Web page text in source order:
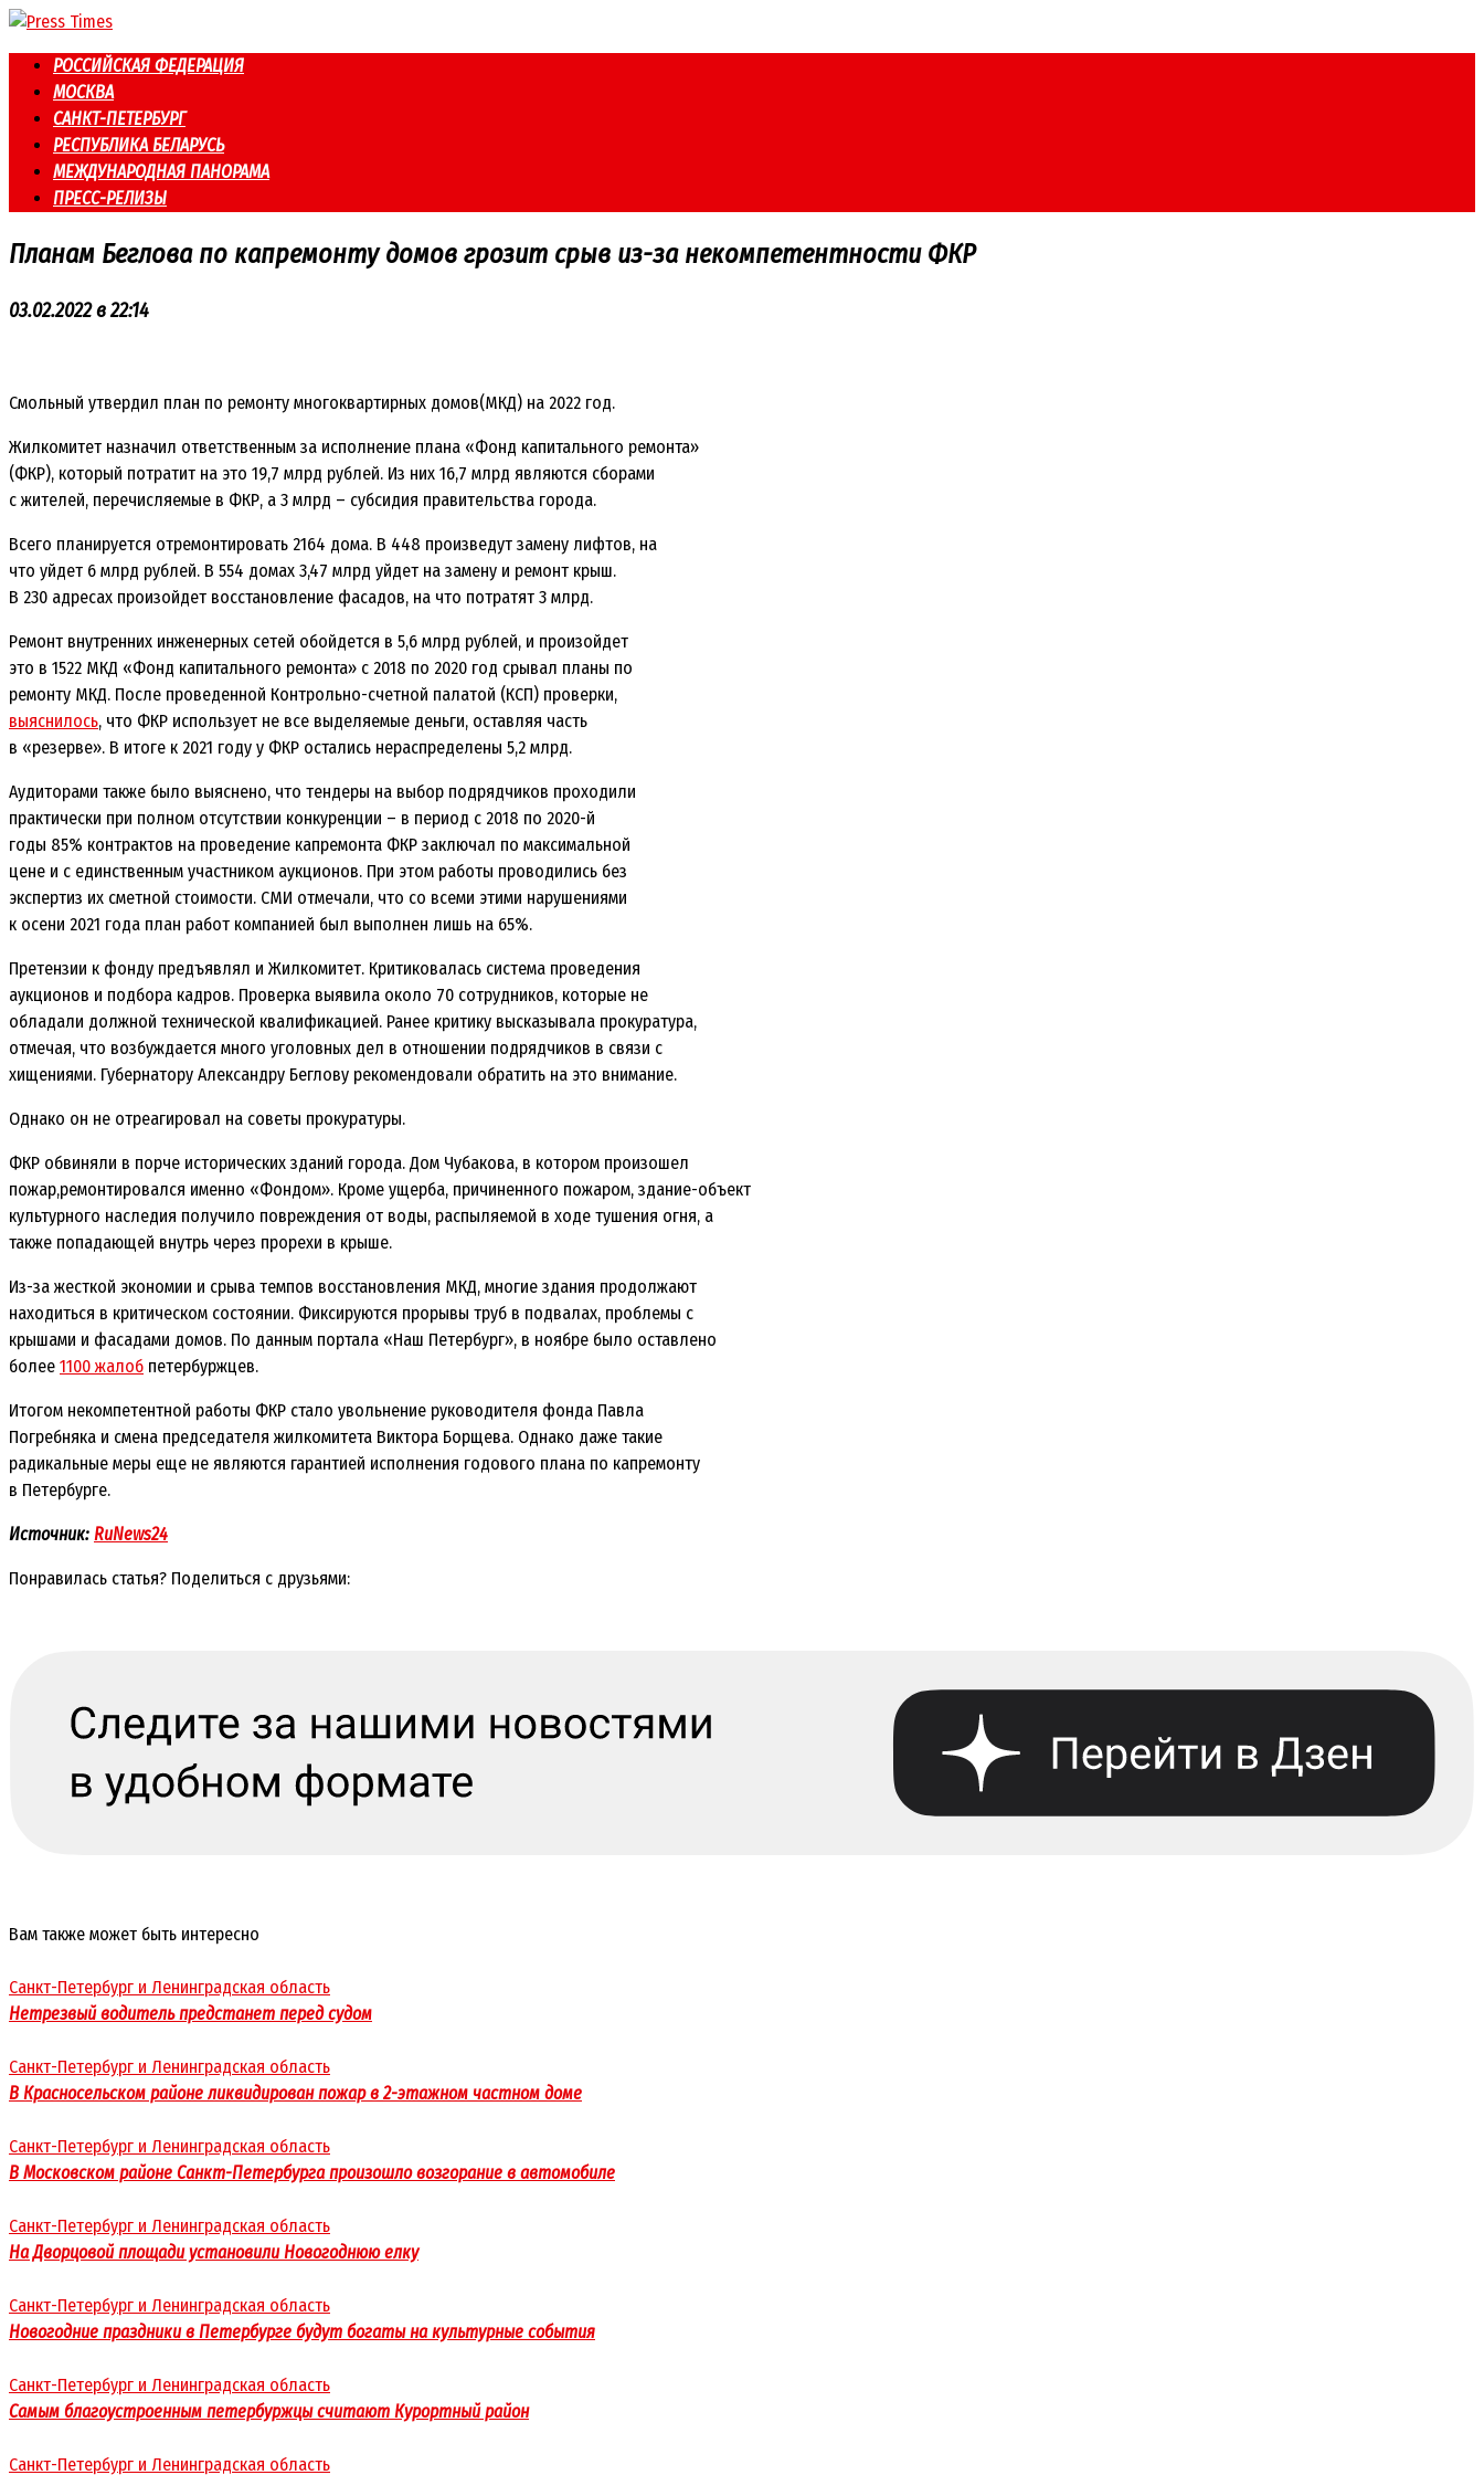
Перейти
контентуРОССИЙСКАЯ ФЕДЕРАЦИЯ
МОСКВА
САНКТ-ПЕТЕРБУРГ
РЕСПУБЛИКА БЕЛАРУСЬ
МЕЖДУНАРОДНАЯ ПАНОРАМА
ПРЕСС-РЕЛИЗЫ
Планам Беглова по капремонту домов грозит срыв из-за некомпетентности ФКР
03.02.2022 в 22:14
Смольный утвердил план по ремонту многоквартирных домов(МКД) на 2022 год.
Жилкомитет назначил ответственным за исполнение плана «Фонд капитального ремонта»
(ФКР), который потратит на это 19,7 млрд рублей. Из них 16,7 млрд являются сборами
с жителей, перечисляемые в ФКР, а 3 млрд – субсидия правительства города.
Всего планируется отремонтировать 2164 дома. В 448 произведут замену лифтов, на
что уйдет 6 млрд рублей. В 554 домах 3,47 млрд уйдет на замену и ремонт крыш.
В 230 адресах произойдет восстановление фасадов, на что потратят 3 млрд.
Ремонт внутренних инженерных сетей обойдется в 5,6 млрд рублей, и произойдет
это в 1522 МКД «Фонд капитального ремонта» с 2018 по 2020 год срывал планы по
ремонту МКД. После проведенной Контрольно-счетной палатой (КСП) проверки,
выяснилось, что ФКР использует не все выделяемые деньги, оставляя часть
в «резерве». В итоге к 2021 году у ФКР остались нераспределены 5,2 млрд.
Аудиторами также было выяснено, что тендеры на выбор подрядчиков проходили
практически при полном отсутствии конкуренции – в период с 2018 по 2020-й
годы 85% контрактов на проведение капремонта ФКР заключал по максимальной
цене и с единственным участником аукционов. При этом работы проводились без
экспертиз их сметной стоимости. СМИ отмечали, что со всеми этими нарушениями
к осени 2021 года план работ компанией был выполнен лишь на 65%.
Претензии к фонду предъявлял и Жилкомитет. Критиковалась система проведения
аукционов и подбора кадров. Проверка выявила около 70 сотрудников, которые не
обладали должной технической квалификацией. Ранее критику высказывала прокуратура,
отмечая, что возбуждается много уголовных дел в отношении подрядчиков в связи с
хищениями. Губернатору Александру Беглову рекомендовали обратить на это внимание.
Однако он не отреагировал на советы прокуратуры.
ФКР обвиняли в порче исторических зданий города. Дом Чубакова, в котором произошел
пожар,ремонтировался именно «Фондом». Кроме ущерба, причиненного пожаром, здание-объект
культурного наследия получило повреждения от воды, распыляемой в ходе тушения огня, а
также попадающей внутрь через прорехи в крыше.
Из-за жесткой экономии и срыва темпов восстановления МКД, многие здания продолжают
находиться в критическом состоянии. Фиксируются прорывы труб в подвалах, проблемы с
крышами и фасадами домов. По данным портала «Наш Петербург», в ноябре было оставлено
более 1100 жалоб петербуржцев.
Итогом некомпетентной работы ФКР стало увольнение руководителя фонда Павла
Погребняка и смена председателя жилкомитета Виктора Борщева. Однако даже такие
радикальные меры еще не являются гарантией исполнения годового плана по капремонту
в Петербурге.
Источник: RuNews24
Понравилась статья? Поделиться с друзьями:
Вам также может быть интересно
Санкт-Петербург и Ленинградская область
Нетрезвый водитель предстанет перед судом
Санкт-Петербург и Ленинградская область
В Красносельском районе ликвидирован пожар в 2-этажном частном доме
Санкт-Петербург и Ленинградская область
В Московском районе Санкт-Петербурга произошло возгорание в автомобиле
Санкт-Петербург и Ленинградская область
На Дворцовой площади установили Новогоднюю елку
Санкт-Петербург и Ленинградская область
Новогодние праздники в Петербурге будут богаты на культурные события
Санкт-Петербург и Ленинградская область
Самым благоустроенным петербуржцы считают Курортный район
Санкт-Петербург и Ленинградская область